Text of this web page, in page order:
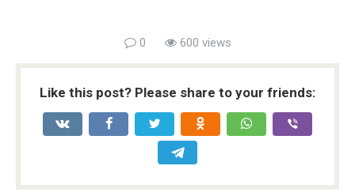
0 600 views
Like this post? Please share to your friends: